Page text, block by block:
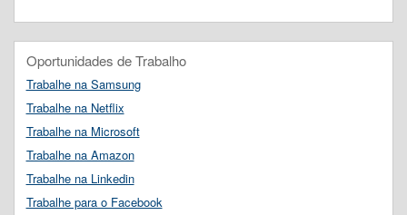
Oportunidades de Trabalho
Trabalhe na Samsung
Trabalhe na Netflix
Trabalhe na Microsoft
Trabalhe na Amazon
Trabalhe na Linkedin
Trabalhe para o Facebook